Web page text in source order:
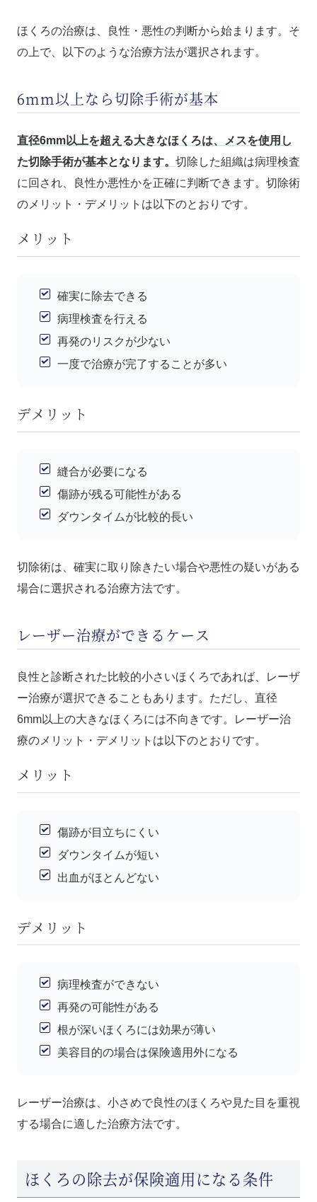
ほくろの治療は、良性・悪性の判断から始まります。そ
の上で、以下のような治療方法が選択されます。
6mm以上なら切除手術が基本
直径6mm以上を超える大きなほくろは、メスを使用し
た切除手術が基本となります。 切除した組織は病理検査
に回され、良性か悪性かを正確に判断できます。切除術
のメリット・デメリットは以下のとおりです。
メリット
確実に除去できる
病理検査を行える
再発のリスクが少ない
一度で治療が完了することが多い
デメリット
縫合が必要になる
傷跡が残る可能性がある
ダウンタイムが比較的長い
切除術は、確実に取り除きたい場合や悪性の疑いがある
場合に選択される治療方法です。
レーザー治療ができるケース
良性と診断された比較的小さいほくろであれば、レーザ
ー治療が選択できることもあります。ただし、直径
6mm以上の大きなほくろには不向きです。レーザー治
療のメリット・デメリットは以下のとおりです。
メリット
傷跡が目立ちにくい
ダウンタイムが短い
出血がほとんどない
デメリット
病理検査ができない
再発の可能性がある
根が深いほくろには効果が薄い
美容目的の場合は保険適用外になる
レーザー治療は、小さめで良性のほくろや見た目を重視
する場合に適した治療方法です。
ほくろの除去が保険適用になる条件